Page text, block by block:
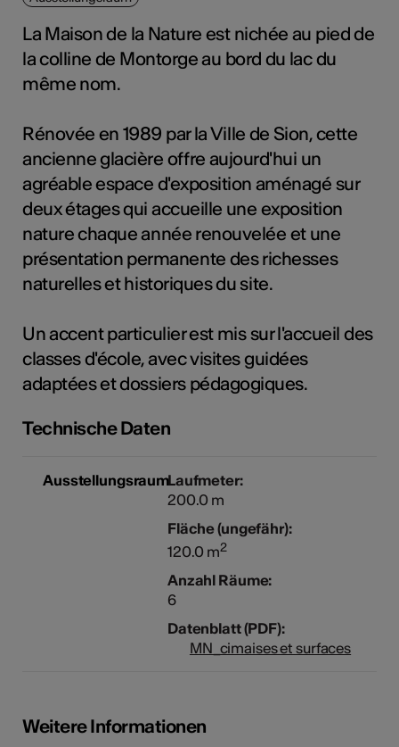
La Maison de la Nature est nichée au pied de
la colline de Montorge au bord du lac du
même nom.
Rénovée en 1989 par la Ville de Sion, cette
ancienne glacière offre aujourd'hui un
agréable espace d'exposition aménagé sur
deux étages qui accueille une exposition
nature chaque année renouvelée et une
présentation permanente des richesses
naturelles et historiques du site.
Un accent particulier est mis sur l'accueil des
classes d'école, avec visites guidées
adaptées et dossiers pédagogiques.
Technische Daten
AusstellungsraumLaufmeter:
200.0 m
Fläche (ungefähr):
120.0 m2
Anzahl Räume:
6
Datenblatt (PDF):
MN_cimaises et surfaces
Weitere Informationen